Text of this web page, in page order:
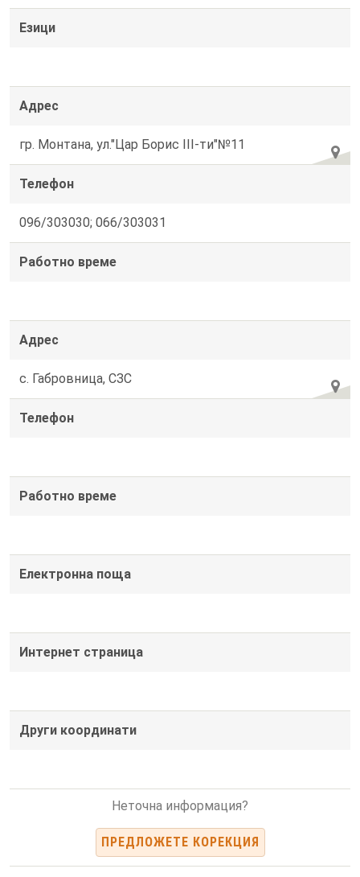
Езици
Адрес
гр. Монтана, ул."Цар Борис III-ти"№11
Телефон
096/303030; 066/303031
Работно време
Адрес
с. Габровница, СЗС
Телефон
Работно време
Електронна поща
Интернет страница
Други координати
Неточна информация?
ПРЕДЛОЖЕТЕ КОРЕКЦИЯ